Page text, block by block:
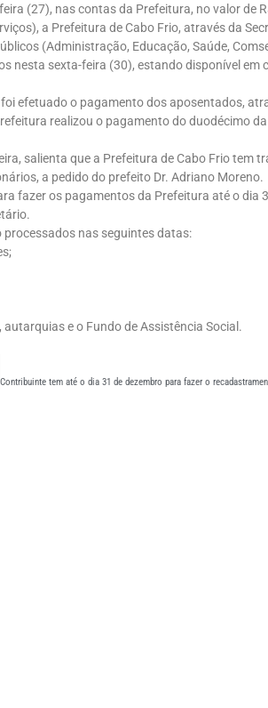
(27), nas contas da Prefeitura, no valor de
a Prefeitura de Cabo Frio, através da
(Administração, Educação, Saúde,
nesta sexta-feira (30), estando disponível em
efetuado o pagamento dos aposentados,
realizou o pagamento do duodécimo
salienta que a Prefeitura de Cabo Frio tem
a pedido do prefeito Dr. Adriano Moreno.
fazer os pagamentos da Prefeitura até o dia
nas seguintes datas:
e o Fundo de Assistência Social.